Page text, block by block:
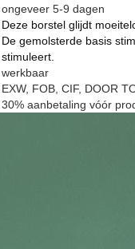
ongeveer 5-9 dagen
Deze borstel glijdt
De gemolsterde basis
stimuleert.
werkbaar
EXW, FOB, CIF, DOOR
30% aanbetaling vóór